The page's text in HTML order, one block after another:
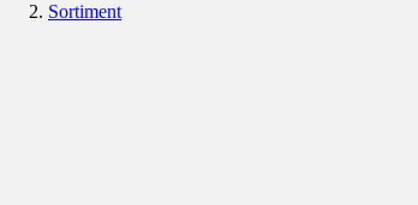
Sortiment